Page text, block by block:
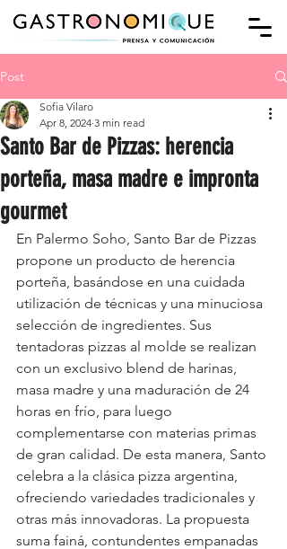
Post
Santo Bar de Pizzas: herencia
porteña, masa madre e impronta
gourmet
Sofia Vilaro
Apr 8, 2024 3 min read
En Palermo Soho, Santo Bar de Pizzas
propone un producto de herencia
porteña, basándose en una cuidada
utilización de técnicas y una minuciosa
selección de ingredientes. Sus
tentadoras pizzas al molde se realizan
con un exclusivo blend de harinas,
masa madre y una maduración de 24
horas en frío, para luego
complementarse con materias primas
de gran calidad. De esta manera, Santo
celebra a la clásica pizza argentina,
ofreciendo variedades tradicionales y
otras más innovadoras. La propuesta
suma fainá, contundentes empanadas